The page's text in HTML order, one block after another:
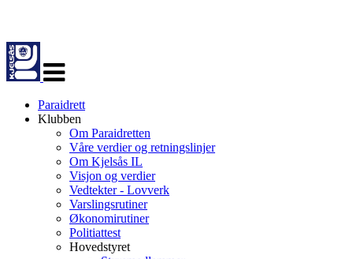
navigasjon
Paraidrett
Klubben
Om Paraidretten
Våre verdier og retningslinjer
Om Kjelsås IL
Visjon og verdier
Vedtekter - Lovverk
Varslingsrutiner
Økonomirutiner
Politiattest
Hovedstyret